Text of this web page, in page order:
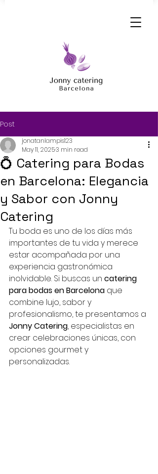
Post
💍 Catering para Bodas
en Barcelona: Elegancia
y Sabor con Jonny
Catering
jonatanlampis123
May 11, 20253 min read
Tu boda es uno de los días más
importantes de tu vida y merece
estar acompañada por una
experiencia gastronómica
inolvidable. Si buscas un catering
para bodas en Barcelona que
combine lujo, sabor y
profesionalismo, te presentamos a
Jonny Catering, especialistas en
crear celebraciones únicas, con
opciones gourmet y
personalizadas.